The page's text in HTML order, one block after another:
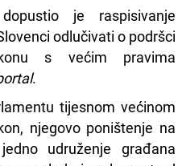
je raspisivanje
odlučivati o podršci
s većim pravima
.
tijesnom većinom
njegovo poništenje na
udruženje građana